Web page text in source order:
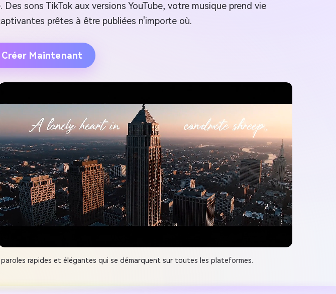
sons TikTok aux versions YouTube, votre musique prend vie
prêtes à être publiées n'importe où.
Créer Maintenant
rapides et élégantes qui se démarquent sur toutes les plateformes.